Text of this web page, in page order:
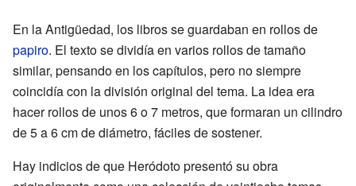
En la Antigüedad, los libros se guardaban en rollos de
papiro. El texto se dividía en varios rollos de tamaño
similar, pensando en los capítulos, pero no siempre
coincidía con la división original del tema. La idea era
hacer rollos de unos 6 o 7 metros, que formaran un cilindro
de 5 a 6 cm de diámetro, fáciles de sostener.
Hay indicios de que Heródoto presentó su obra